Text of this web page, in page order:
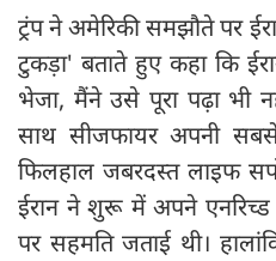
ट्रंप ने अमेरिकी समझौते पर
टुकड़ा' बताते हुए कहा कि
भेजा, मैंने उसे पूरा पढ़ा भी
साथ सीजफायर अपनी
फिलहाल जबरदस्त लाइफ
ईरान ने शुरू में अपने
पर सहमति जताई थी।